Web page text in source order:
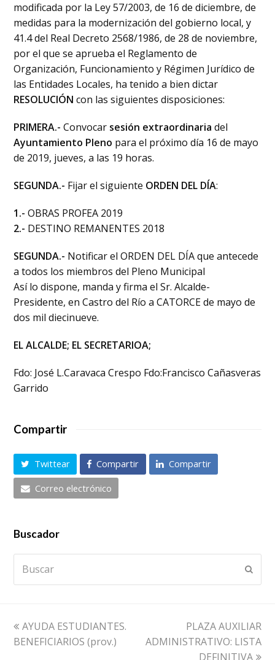
modificada por la Ley 57/2003, de 16 de diciembre, de
medidas para la modernización del gobierno local, y
41.4 del Real Decreto 2568/1986, de 28 de noviembre,
por el que se aprueba el Reglamento de
Organización, Funcionamiento y Régimen Jurídico de
las Entidades Locales, ha tenido a bien dictar
RESOLUCIÓN con las siguientes disposiciones:
PRIMERA.- Convocar sesión extraordinaria del
Ayuntamiento Pleno para el próximo día 16 de mayo
de 2019, jueves, a las 19 horas.
SEGUNDA.- Fijar el siguiente ORDEN DEL DÍA:
1.- OBRAS PROFEA 2019
2.- DESTINO REMANENTES 2018
SEGUNDA.- Notificar el ORDEN DEL DÍA que antecede
a todos los miembros del Pleno Municipal
Así lo dispone, manda y firma el Sr. Alcalde-
Presidente, en Castro del Río a CATORCE de mayo de
dos mil diecinueve.
EL ALCALDE; EL SECRETARIOA;
Fdo: José L.Caravaca Crespo Fdo:Francisco Cañasveras
Garrido
Compartir
Twittear Compartir
Compartir
Correo electrónico
Buscador
previous
post:
AYUDA ESTUDIANTES.
BENEFICIARIOS (prov.)
next
post:
PLAZA AUXILIAR
ADMINISTRATIVO: LISTA
DEFINITIVA